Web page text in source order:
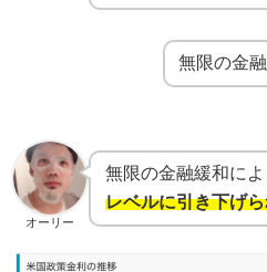
無限の金
オーリー
無限の金融緩和によ
レベルに引き下げ